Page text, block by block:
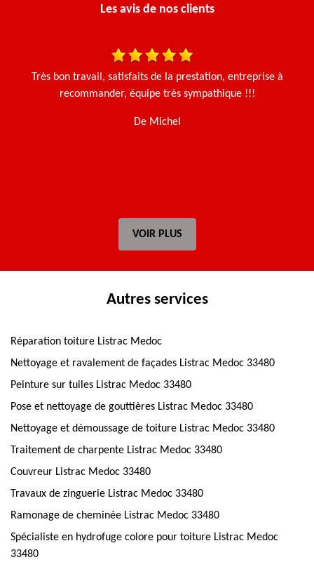
Les avis de nos clients
Très bon travail, satisfaits de la prestation, entreprise à
recommander, équipe très sympathique !!!
De Michel
VOIR PLUS
Autres services
Réparation toiture Listrac Medoc
Nettoyage et ravalement de façades Listrac Medoc 33480
Peinture sur tuiles Listrac Medoc 33480
Pose et nettoyage de gouttières Listrac Medoc 33480
Nettoyage et démoussage de toiture Listrac Medoc 33480
Traitement de charpente Listrac Medoc 33480
Couvreur Listrac Medoc 33480
Travaux de zinguerie Listrac Medoc 33480
Ramonage de cheminée Listrac Medoc 33480
Spécialiste en hydrofuge colore pour toiture Listrac Medoc
33480